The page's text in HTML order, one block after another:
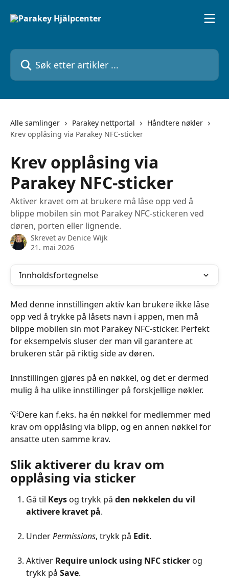
Søk etter artikler ...
Alle samlinger Parakey nettportal
Håndtere nøkler
Krev opplåsing via Parakey NFC-sticker
Krev opplåsing via
Parakey NFC-sticker
Aktiver kravet om at brukere må låse opp ved å
blippe mobilen sin mot Parakey NFC-stickeren ved
døren, porten eller lignende.
Skrevet av Denice Wijk
21. mai 2026
Innholdsfortegnelse
Med denne innstillingen aktiv kan brukere ikke låse
opp ved å trykke på låsets navn i appen, men må
blippe mobilen sin mot Parakey NFC-sticker. Perfekt
for eksempelvis sluser der man vil garantere at
brukeren står på riktig side av døren.
Innstillingen gjøres på en nøkkel, og det er dermed
mulig å ha ulike innstillinger på forskjellige nøkler.
💡Dere kan f.eks. ha én nøkkel for medlemmer med
krav om opplåsing via blipp, og en annen nøkkel for
ansatte uten samme krav.
Slik aktiverer du krav om
opplåsing via sticker
Gå til Keys og trykk på den nøkkelen du vil
aktivere kravet på.
Under Permissions, trykk på Edit.
Aktiver Require unlock using NFC sticker og
trykk på Save.